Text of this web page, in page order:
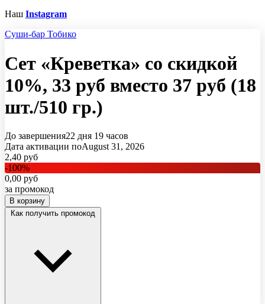
Наш Instagram
Суши-бар Тобико
Сет «Креветка» со скидкой
10%, 33 руб вместо 37 руб (18
шт./510 гр.)
До завершения22 дня 19 часов
Дата активации поAugust 31, 2026
2,40 руб
-100%
0,00 руб
за промокод
В корзину
Как получить промокод